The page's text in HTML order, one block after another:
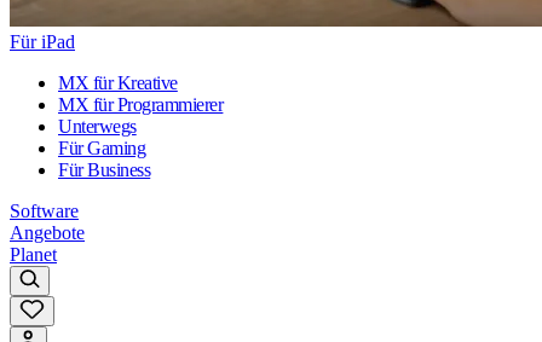
Für iPad
MX für Kreative
MX für Programmierer
Unterwegs
Für Gaming
Für Business
Software
Angebote
Planet